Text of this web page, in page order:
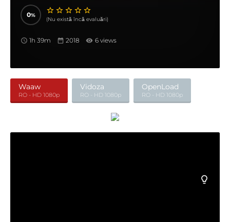
0
(Nu există încă evaluări)
1h 39m 2018 6 views
Waaw
RO - HD 1080p
Vidoza
RO - HD 1080p
OpenLoad
RO - HD 1080p